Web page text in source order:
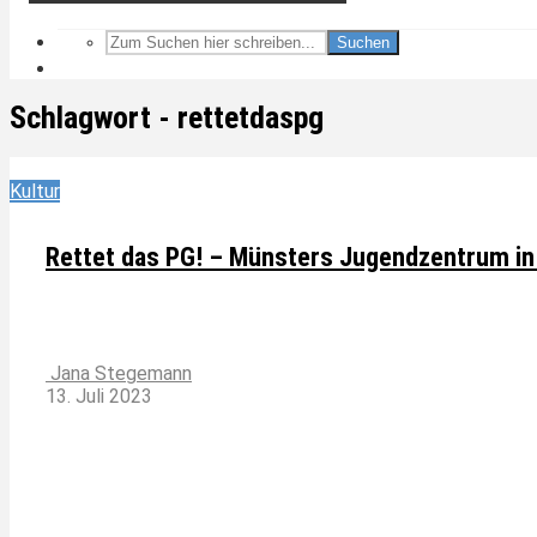
Suchen
Schlagwort - rettetdaspg
Kultur
Rettet das PG! – Münsters Jugendzentrum
Jana Stegemann
13. Juli 2023